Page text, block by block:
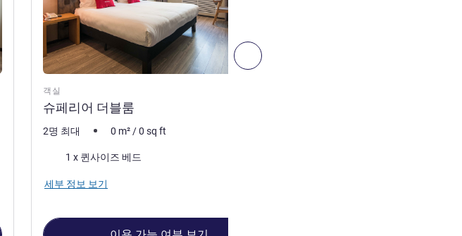
다음 - 객실
객실
슈페리어 더블룸
2명 최대 0 m² /0 sq ft
1 x 퀸사이즈 베드
세부 정보 보기